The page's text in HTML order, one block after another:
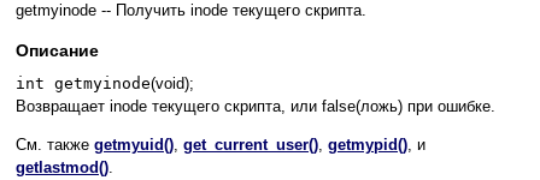
getmyinode -- Получить inode текущего скрипта.
Описание
int getmyinode(void);
Возвращает inode текущего скрипта, или false(ложь) при ошибке.
См. также getmyuid(), get_current_user(), getmypid(), и
getlastmod().